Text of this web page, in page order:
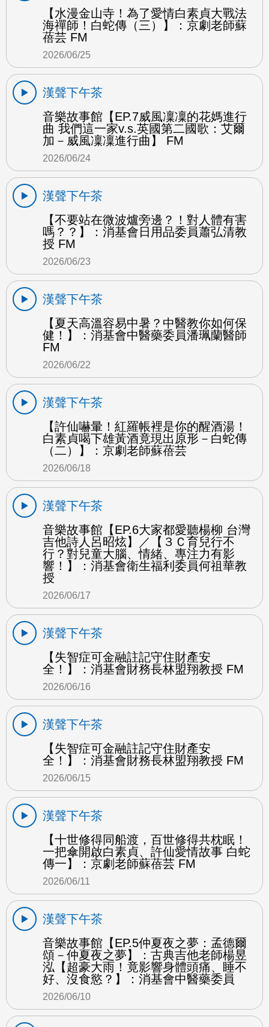
【水漫金山寺！為了愛情白素貞大戰法
海禪師！白蛇傳（三）】：京劇老師蘇
蓓芸 FM
2026/06/25
漢聲下午茶
音樂故事館【EP.7威風凜凜的花媽進行
曲 我們這一家v.s.英國第二國歌：艾爾
加－威風凜凜進行曲】 FM
2026/06/24
漢聲下午茶
【不要站在微波爐旁邊？！對人體有害
嗎？？】：消基會日用品委員蕭弘清教
授 FM
2026/06/23
漢聲下午茶
【夏天高溫容易中暑？中醫教你如何保
健！】：消基會中醫藥委員潘珮蘭醫師
FM
2026/06/22
漢聲下午茶
【許仙嚇暈！紅羅帳裡是你的醒酒湯！
白素貞喝下雄黃酒竟現出原形－白蛇傳
（二）】：京劇老師蘇蓓芸
2026/06/18
漢聲下午茶
音樂故事館【EP.6大家都愛聽楊柳 台灣
吉他詩人呂昭炫】／【３Ｃ育兒行不
行？對兒童大腦、情緒、專注力有影
響！】：消基會衛生福利委員何祖華教
授
2026/06/17
漢聲下午茶
【失智症可金融註記守住財產安
全！】：消基會財務長林盟翔教授 FM
2026/06/16
漢聲下午茶
【失智症可金融註記守住財產安
全！】：消基會財務長林盟翔教授 FM
2026/06/15
漢聲下午茶
【十世修得同船渡，百世修得共枕眠！
一把傘開啟白素貞、許仙愛情故事 白蛇
傳一】：京劇老師蘇蓓芸 FM
2026/06/11
漢聲下午茶
音樂故事館【EP.5仲夏夜之夢：孟德爾
頌－仲夏夜之夢】：古典吉他老師楊昱
泓【超豪大雨！竟影響身體頭痛、睡不
好、沒食慾？】：消基會中醫藥委員
2026/06/10